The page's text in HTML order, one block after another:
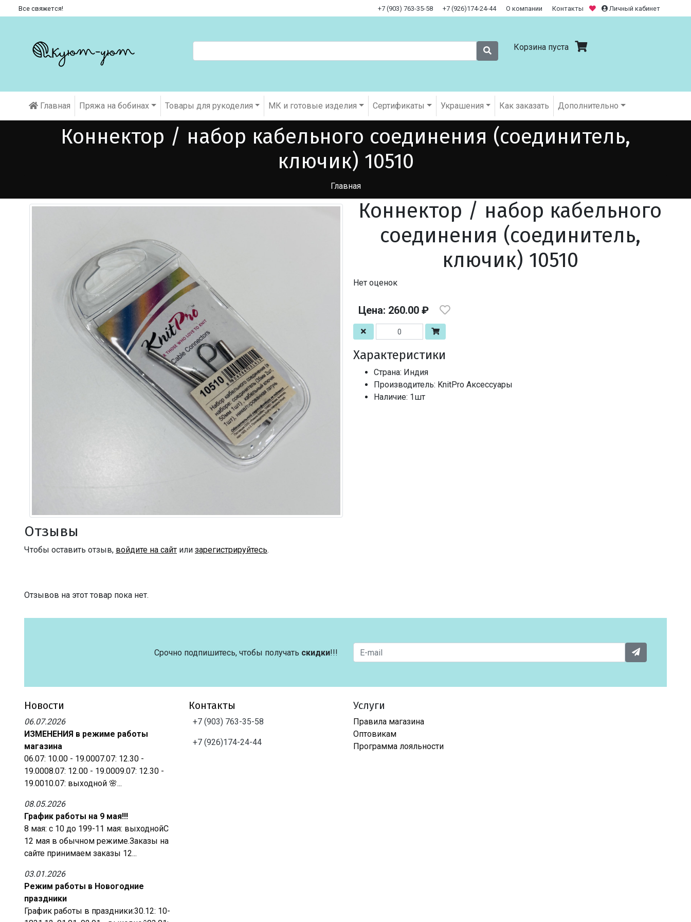
Все свяжется! +7 (903) 763-35-58 +7 (926)174-24-44 О компании Контакты Личный кабинет
Корзина пуста
Главная Пряжа на бобинах Товары для рукоделия МК и готовые изделия Cертификаты Украшения Как заказать Дополнительно
Коннектор / набор кабельного соединения (соединитель,
ключик) 10510
Главная
Коннектор / набор кабельного
соединения (соединитель,
ключик) 10510
Нет оценок
Цена: 260.00 ₽
Характеристики
Страна: Индия
Производитель: KnitPro Аксессуары
Наличие: 1шт
Отзывы
Чтобы оставить отзыв, войдите на сайт или зарегистрируйтесь.
Отзывов на этот товар пока нет.
Срочно подпишитесь, чтобы получать скидки!!!
Новости
06.07.2026
ИЗМЕНЕНИЯ в режиме работы
магазина
06.07: 10.00 - 19.0007.07: 12.30 -
19.0008.07: 12.00 - 19.0009.07: 12.30 -
19.0010.07: выходной 🌸...
08.05.2026
График работы на 9 мая!!!
8 мая: с 10 до 199-11 мая: выходнойС
12 мая в обычном режиме.Заказы на
сайте принимаем заказы 12...
03.01.2026
Режим работы в Новогодние
праздники
График работы в праздники:30.12: 10-
Контакты
+7 (903) 763-35-58
+7 (926)174-24-44
Услуги
Правила магазина
Оптовикам
Программа лояльности